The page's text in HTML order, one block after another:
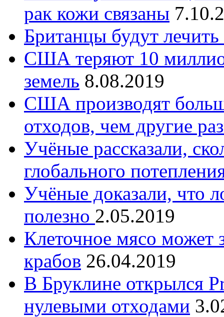
рак кожи связаны
Британцы будут
США теряют 10
земель 8.08.2019
США производят
отходов, чем другие
Учёные рассказали,
глобального
Учёные доказали, что
полезно 2.05.2019
Клеточное мясо может
крабов 26.04.2019
В Бруклине открылся
нулевыми отходами